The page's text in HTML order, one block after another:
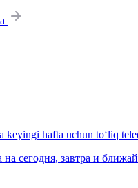
hafta uchun to‘liq
сегодня, завтра и